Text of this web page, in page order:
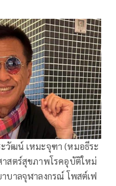
วัฒน์ เหมะจุฑา (หมอธีระ
สตร์สุขภาพโรคอุบัติใหม่
บาลจุฬาลงกรณ์ โพสต์เฟ